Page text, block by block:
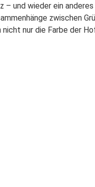
und wieder ein
zwischen
nur die Farbe der